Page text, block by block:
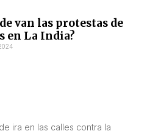
van las protestas de
en La India?
ira en las calles contra la